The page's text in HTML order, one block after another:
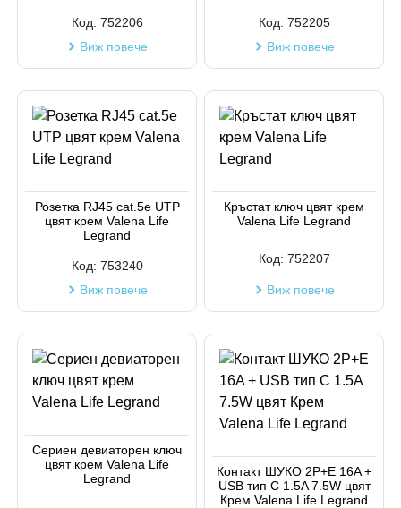
Код: 752206
Виж повече
Код: 752205
Виж повече
Розетка RJ45 cat.5e UTP
цвят крем Valena Life
Legrand
Код: 753240
Виж повече
Кръстат ключ цвят крем
Valena Life Legrand
Код: 752207
Виж повече
Сериен девиаторен ключ
цвят крем Valena Life
Legrand
Контакт ШУКО 2P+E 16A +
USB тип C 1.5A 7.5W цвят
Крем Valena Life Legrand